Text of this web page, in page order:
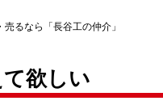
るなら「長谷工の仲介」
欲しい